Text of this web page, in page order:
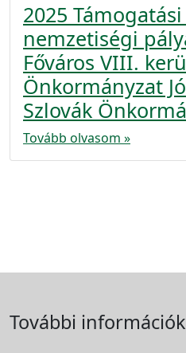
2025
nemzetiségi
Főváros VIII.
Önkormányzat
Szlovák
Tovább olvasom »
További információk